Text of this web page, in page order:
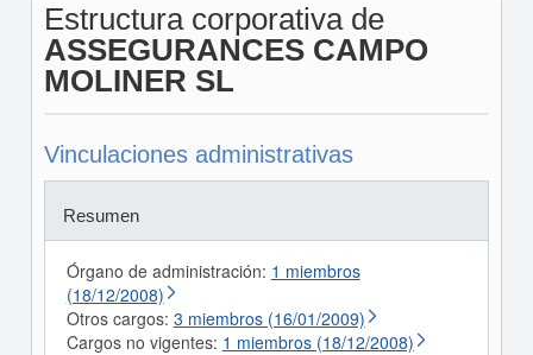
Estructura corporativa de
ASSEGURANCES CAMPO
MOLINER SL
Vinculaciones administrativas
Resumen
Órgano de administración: 1 miembros
(18/12/2008)
Otros cargos: 3 miembros (16/01/2009)
Cargos no vigentes: 1 miembros (18/12/2008)